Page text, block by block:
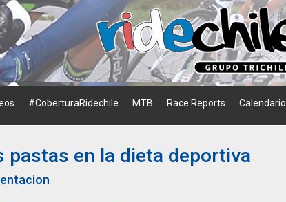
#CoberturaRidechile MTB Race Reports Calendario
pastas en la dieta deportiva